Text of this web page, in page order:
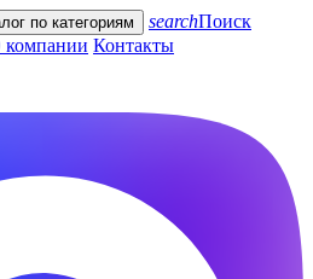
по категориям searchПоиск
Контакты